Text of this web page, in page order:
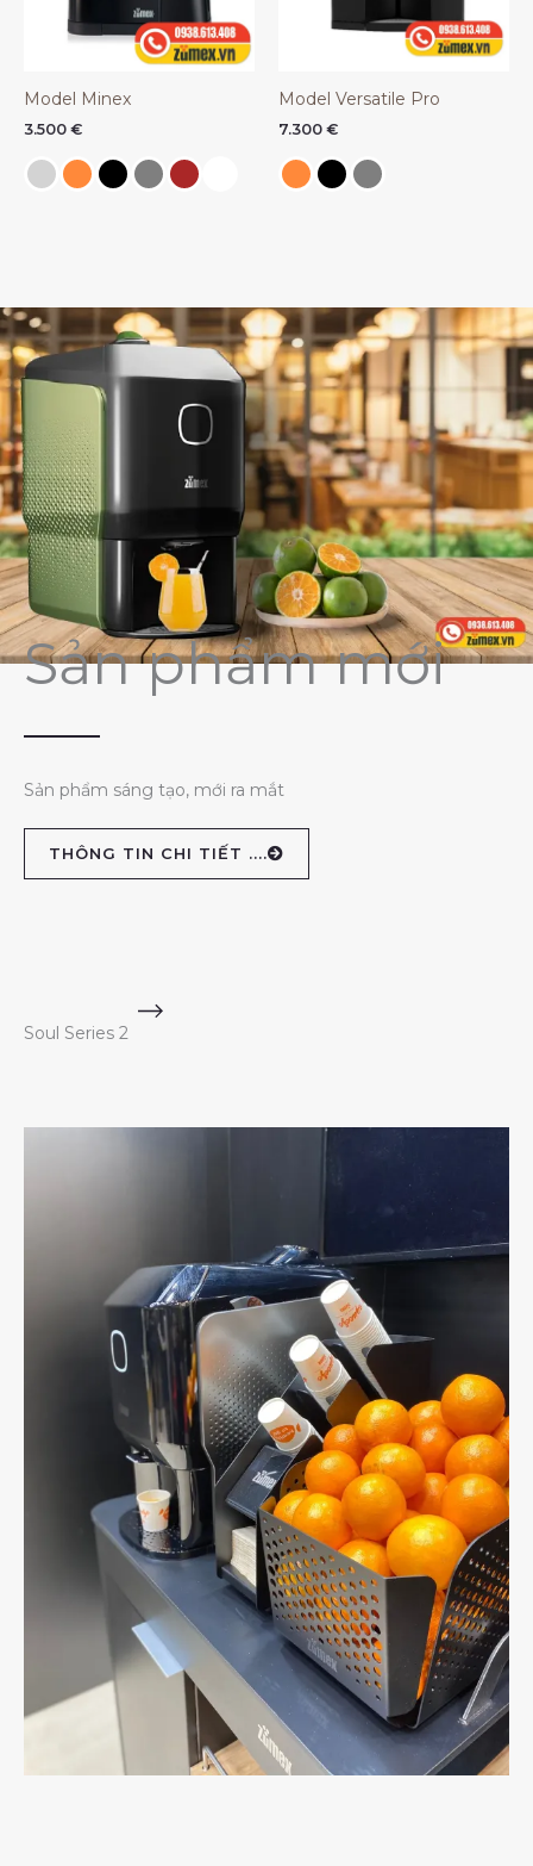
Model Minex
3.500 €
Model Versatile Pro
7.300 €
Sản phẩm mới
Sản phẩm sáng tạo, mới ra mắt
THÔNG TIN CHI TIẾT ....
Soul Series 2